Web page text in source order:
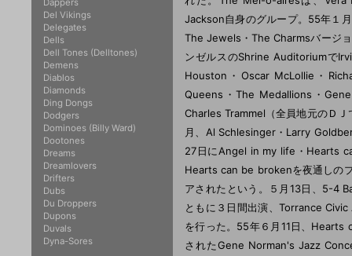
Jackson自身のグループ。55年１
The Jewels・The Charmsバージ
ンゼルスのShrine Auditoriumで
Houston・Oscar McLollie・
Queens・The Medallions・
Charles Trammel（全員地元のＤ
月、Al Schlesinger・Larry
27日にAngel in my life・Hearts
Hearts can be brokenを夜通しの
アされたという。５月13日、5-4
ともに３日間出演、Torrance
を行った。55年６月11日、
されたGene Norman's Jazz
Dappers
Del Vikings
Delegates
Dells
Dell Tones (Delltones)
Demens
Diablos
Diamonds
Ding Dongs
Dodgers
Dominoes (Billy Ward)
Dootones
Dreams
Dreamlovers
Drifters
Dubs
Du Droppers
Dupons
Duvals
Dyna-Sores